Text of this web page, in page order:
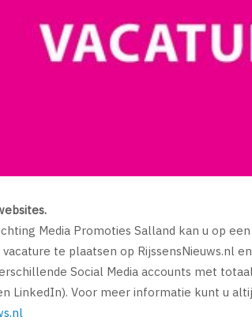
Media Promoties Salland kan u op
te plaatsen op RijssensNieuws.nl
Social Media accounts met
LinkedIn). Voor meer informatie kunt u